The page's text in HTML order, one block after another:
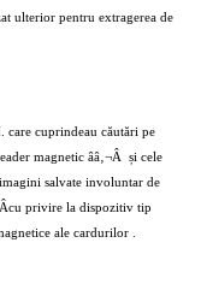
ulterior pentru extragerea de
care cuprindeau căutări pe
magnetic ââ‚¬Â
și cele
salvate involuntar de
privire la dispozitiv tip
ale cardurilor .